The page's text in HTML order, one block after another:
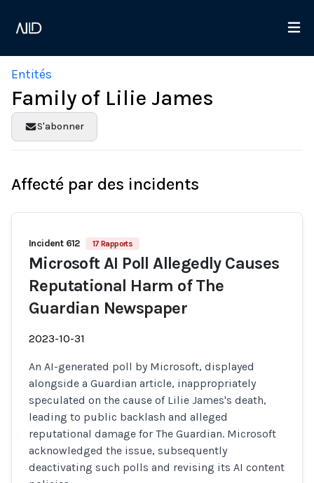
Entités
Family of Lilie James
S'abonner
Affecté par des incidents
Incident 612 17 Rapports
Microsoft AI Poll Allegedly Causes
Reputational Harm of The
Guardian Newspaper
2023-10-31
An AI-generated poll by Microsoft, displayed
alongside a Guardian article, inappropriately
speculated on the cause of Lilie James's death,
leading to public backlash and alleged
reputational damage for The Guardian. Microsoft
acknowledged the issue, subsequently
deactivating such polls and revising its AI content